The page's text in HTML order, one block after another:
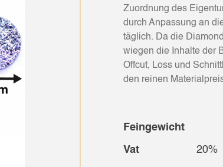
Zuordnung des
durch Anpassung an
täglich. Da die
wiegen die Inhalte der
Offcut, Loss und
den reinen
Feingewicht
Vat 20%